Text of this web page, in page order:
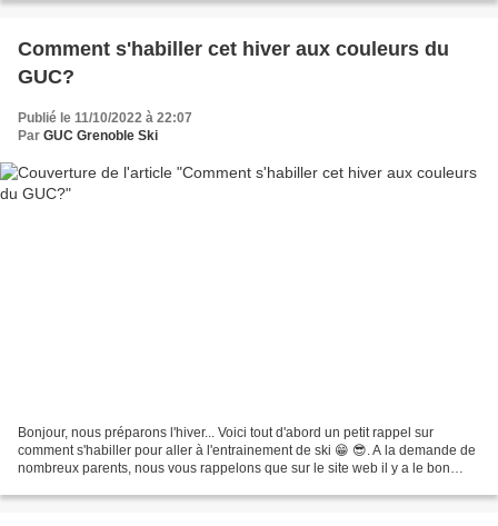
Comment s'habiller cet hiver aux couleurs du
GUC?
Publié le 11/10/2022 à 22:07
Par GUC Grenoble Ski
Bonjour, nous préparons l'hiver... Voici tout d'abord un petit rappel sur
comment s'habiller pour aller à l'entrainement de ski 😁 😎. A la demande de
nombreux parents, nous vous rappelons que sur le site web il y a le bon